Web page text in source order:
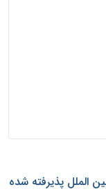
الملل پذيرفته شده